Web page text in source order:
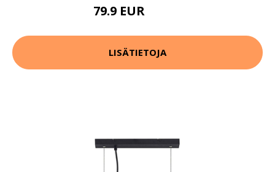
79.9 EUR
LISÄTIETOJA